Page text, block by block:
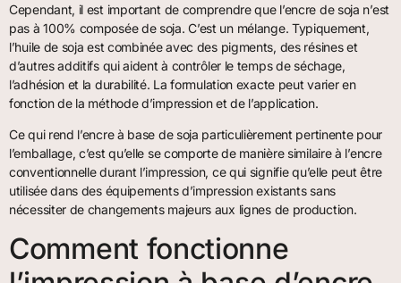
Cependant, il est important de comprendre que l’encre de soja n’est
pas à 100% composée de soja. C’est un mélange. Typiquement,
l’huile de soja est combinée avec des pigments, des résines et
d’autres additifs qui aident à contrôler le temps de séchage,
l’adhésion et la durabilité. La formulation exacte peut varier en
fonction de la méthode d’impression et de l’application.
Ce qui rend l’encre à base de soja particulièrement pertinente pour
l’emballage, c’est qu’elle se comporte de manière similaire à l’encre
conventionnelle durant l’impression, ce qui signifie qu’elle peut être
utilisée dans des équipements d’impression existants sans
nécessiter de changements majeurs aux lignes de production.
Comment fonctionne